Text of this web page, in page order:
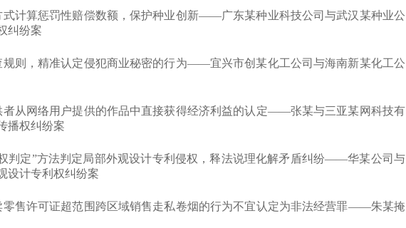
算惩罚性赔偿数额，保护种业创新——广东某种业科技公司与武汉某种业公
纠纷案
，精准认定侵犯商业秘密的行为——宜兴市创某化工公司与海南新某化工公
网络用户提供的作品中直接获得经济利益的认定——张某与三亚某网科技有
播权纠纷案
定”方法判定局部外观设计专利侵权，释法说理化解矛盾纠纷——华某公司与
设计专利权纠纷案
许可证超范围跨区域销售走私卷烟的行为不宜认定为非法经营罪——朱某掩